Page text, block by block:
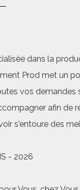
dans la
Prod met un
vos demandes
afin de
s'entoure des
- 2026